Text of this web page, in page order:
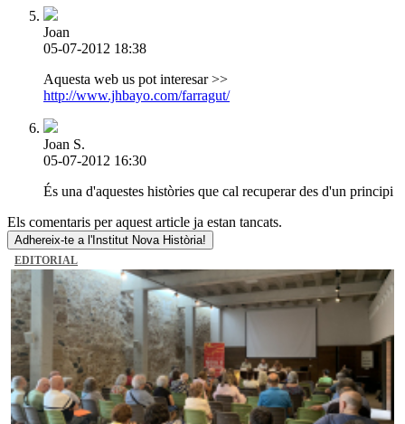
Joan
05-07-2012 18:38
Aquesta web us pot interesar >>
http://www.jhbayo.com/farragut/
Joan S.
05-07-2012 16:30
És una d'aquestes històries que cal recuperar des d'un principi
Els comentaris per aquest article ja estan tancats.
Adhereix-te a l'Institut Nova Història!
EDITORIAL